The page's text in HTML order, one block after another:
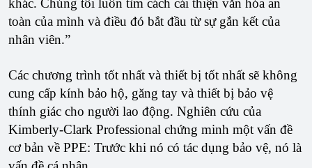
khác. Chúng tôi luôn tìm cách cải thiện văn hóa an
toàn của mình và điều đó bắt đầu từ sự gắn kết của
nhân viên.”
Các chương trình tốt nhất và thiết bị tốt nhất sẽ không
cung cấp kính bảo hộ, găng tay và thiết bị bảo vệ
thính giác cho người lao động. Nghiên cứu của
Kimberly-Clark Professional chứng minh một vấn đề
cơ bản về PPE: Trước khi nó có tác dụng bảo vệ, nó là